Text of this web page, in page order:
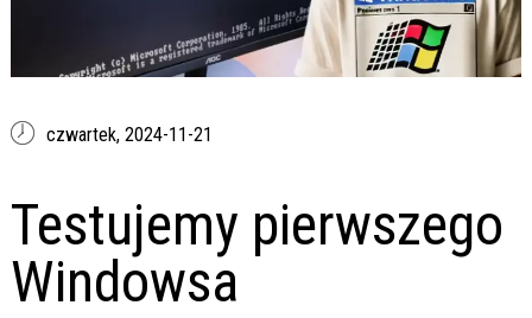
czwartek, 2024-11-21
Testujemy pierwszego
Windowsa